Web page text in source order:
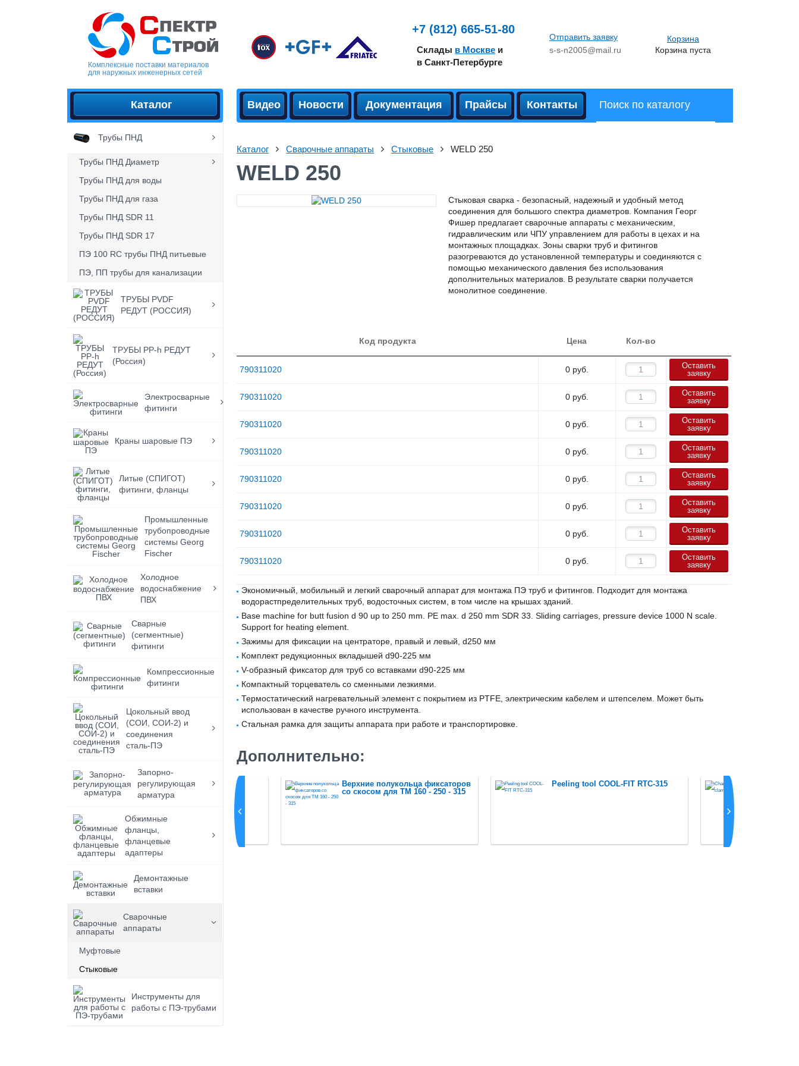
Комплексные поставки материалов
для наружных инженерных сетей
+7 (812) 665-51-80
Склады в Москве и
в Санкт-Петербурге
Отправить заявку
s-s-n2005@mail.ru
Корзина
Корзина пуста
Каталог
Трубы ПНД
Трубы ПНД Диаметр
Трубы ПНД для воды
Трубы ПНД для газа
Трубы ПНД SDR 11
Трубы ПНД SDR 17
ПЭ 100 RC трубы ПНД питьевые
ПЭ, ПП трубы для канализации
ТРУБЫ PVDF
РЕДУТ (РОССИЯ)
ТРУБЫ PP-h РЕДУТ
(Россия)
Электросварные
фитинги
Краны шаровые ПЭ
Литые (СПИГОТ)
фитинги, фланцы
Промышленные
трубопроводные
системы Georg
Fischer
Холодное
водоснабжение
ПВХ
Сварные
(сегментные)
фитинги
Компрессионные
фитинги
Цокольный ввод
(СОИ, СОИ-2) и
соединения
сталь-ПЭ
Запорно-
регулирующая
арматура
Обжимные
фланцы,
фланцевые
адаптеры
Демонтажные
вставки
Сварочные
аппараты
Муфтовые
Стыковые
Инструменты для
работы с ПЭ-трубами
Видео Новости Документация Прайсы Контакты
Каталог Сварочные аппараты Стыковые WELD 250
WELD 250
Стыковая сварка - безопасный, надежный и удобный метод
соединения для большого спектра диаметров. Компания Георг
Фишер предлагает сварочные аппараты с механическим,
гидравлическим или ЧПУ управлением для работы в цехах и на
монтажных площадках. Зоны сварки труб и фитингов
разогреваются до установленной температуры и соединяются с
помощью механического давления без использования
дополнительных материалов. В результате сварки получается
монолитное соединение.
Код продукта Цена Кол-во
790311020 0 руб.
Оставить
заявку
790311020 0 руб.
Оставить
заявку
790311020 0 руб.
Оставить
заявку
790311020 0 руб.
Оставить
заявку
790311020 0 руб.
Оставить
заявку
790311020 0 руб.
Оставить
заявку
790311020 0 руб.
Оставить
заявку
790311020 0 руб.
Оставить
заявку
Экономичный, мобильный и легкий сварочный аппарат для монтажа ПЭ труб и фитингов. Подходит для монтажа
водорастпределительных труб, водосточных систем, в том числе на крышах зданий.
Base machine for butt fusion d 90 up to 250 mm. PE max. d 250 mm SDR 33. Sliding carriages, pressure device 1000 N scale.
Support for heating element.
Зажимы для фиксации на центраторе, правый и левый, d250 мм
Комплект редукционных вкладышей d90-225 мм
V-образный фиксатор для труб со вставками d90-225 мм
Компактный торцеватель со сменными лезкиями.
Термостатический нагревательный элемент с покрытием из PTFE, электрическим кабелем и штепселем. Может быть
использован в качестве ручного инструмента.
Стальная рамка для защиты аппарата при работе и транспортировке.
Дополнительно:
Стационарный аппарат для
Верхние полукольца фиксаторов
со скосом для TM 160 - 250 - 315
Peeling tool COOL-FIT RTC-315